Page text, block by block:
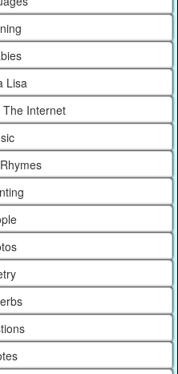
Lisa
The Internet